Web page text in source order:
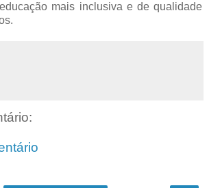
mais inclusiva e de qualidade